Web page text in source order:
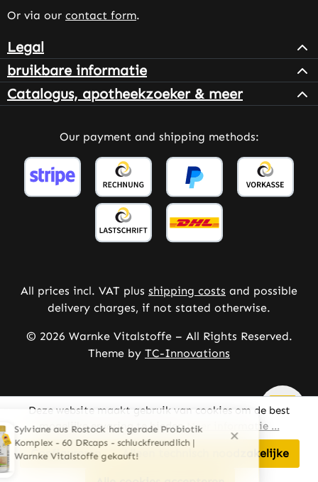
Or via our contact form.
Legal
bruikbare informatie
Catalogus, apotheekzoeker & meer
Our payment and shipping methods:
All prices incl. VAT plus shipping costs and possible
delivery charges, if not stated otherwise.
© 2026 Warnke Vitalstoffe – All Rights Reserved.
Theme by TC-Innovations
Deze website maakt gebruik van cookies om de best
mogelijke ervaring te biedenMeer informatie ...
Alleen technisch noodzakelijke
Configureren